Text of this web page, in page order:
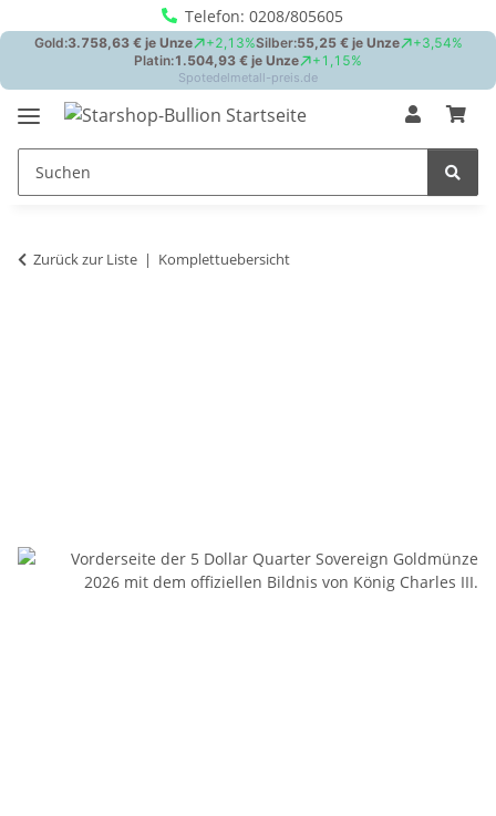
Telefon: 0208/805605
Zurück zur Liste Komplettuebersicht